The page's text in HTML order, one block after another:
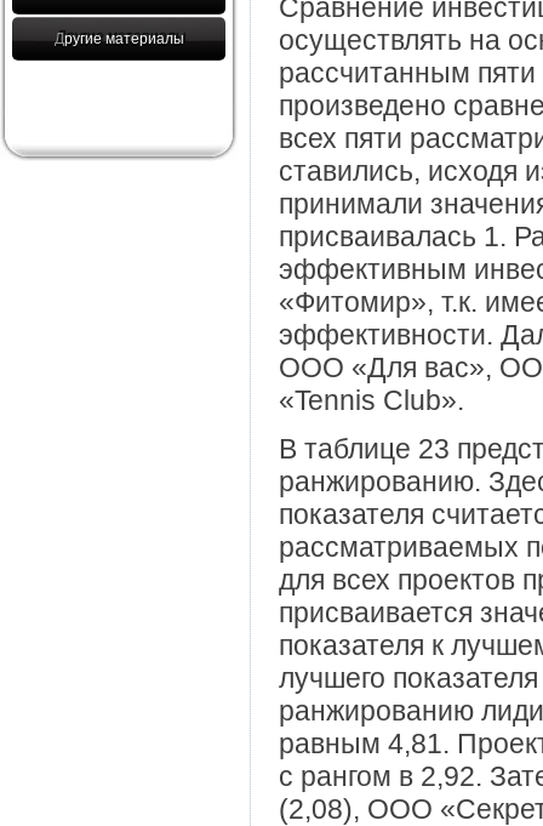
Другие материалы
Сравнение
осуществлять на
рассчитанным
произведено
всех пяти
ставились, исходя
принимали
присваивалась 1.
эффективным
«Фитомир», т.к.
эффективности.
ООО «Для вас»,
«Tennis Club».
В таблице 23
ранжированию.
показателя
рассматриваемых
для всех проектов
присваивается
показателя к
лучшего
ранжированию
равным 4,81.
с рангом в 2,92.
(2,08), ООО